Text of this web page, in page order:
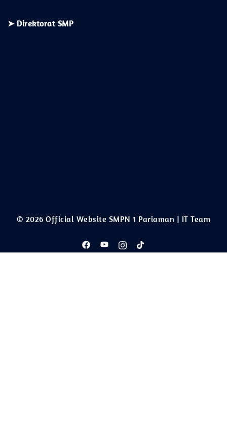
➤ Direktorat SMP
© 2026 Official Website SMPN 1 Pariaman | IT Team